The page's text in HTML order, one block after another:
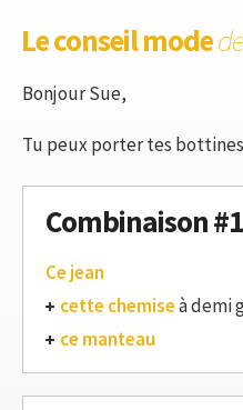
Le conseil mode
Bonjour Sue,
Tu peux porter tes
Combinaison #1
Ce jean
cette chemiseà demi
ce manteau